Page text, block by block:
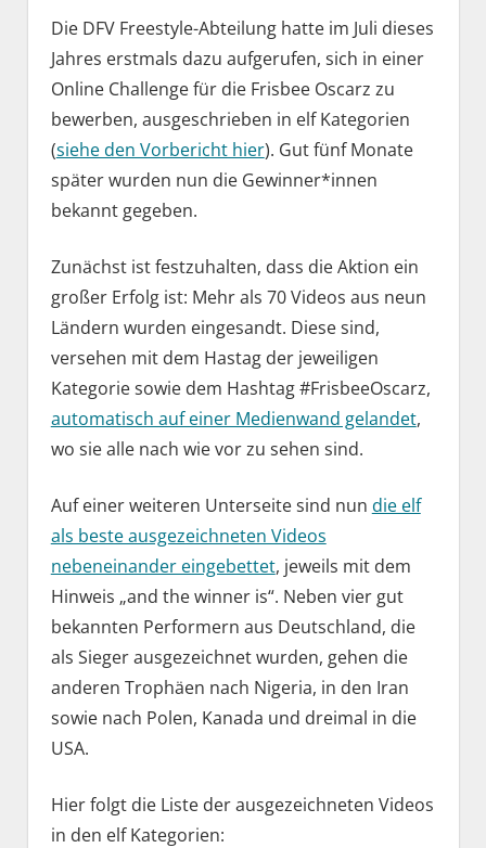
Die DFV Freestyle-Abteilung hatte im Juli dieses
Jahres erstmals dazu aufgerufen, sich in einer
Online Challenge für die Frisbee Oscarz zu
bewerben, ausgeschrieben in elf Kategorien
(siehe den Vorbericht hier). Gut fünf Monate
später wurden nun die Gewinner*innen
bekannt gegeben.
Zunächst ist festzuhalten, dass die Aktion ein
großer Erfolg ist: Mehr als 70 Videos aus neun
Ländern wurden eingesandt. Diese sind,
versehen mit dem Hastag der jeweiligen
Kategorie sowie dem Hashtag #FrisbeeOscarz,
automatisch auf einer Medienwand gelandet,
wo sie alle nach wie vor zu sehen sind.
Auf einer weiteren Unterseite sind nun die elf
als beste ausgezeichneten Videos
nebeneinander eingebettet, jeweils mit dem
Hinweis „and the winner is“. Neben vier gut
bekannten Performern aus Deutschland, die
als Sieger ausgezeichnet wurden, gehen die
anderen Trophäen nach Nigeria, in den Iran
sowie nach Polen, Kanada und dreimal in die
USA.
Hier folgt die Liste der ausgezeichneten Videos
in den elf Kategorien: